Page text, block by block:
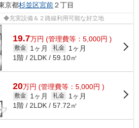
京都杉並区宮前２丁目
充実設備＆２路線利用可能な好立地
19.7万円 (管理費等：5,000円 )
敷金 1ヶ月 礼金
1ヶ月
1階 / 2LDK / 59.10㎡
20万円 (管理費等：5,000円 )
敷金 1ヶ月 礼金
1ヶ月
1階 / 2LDK / 57.72㎡